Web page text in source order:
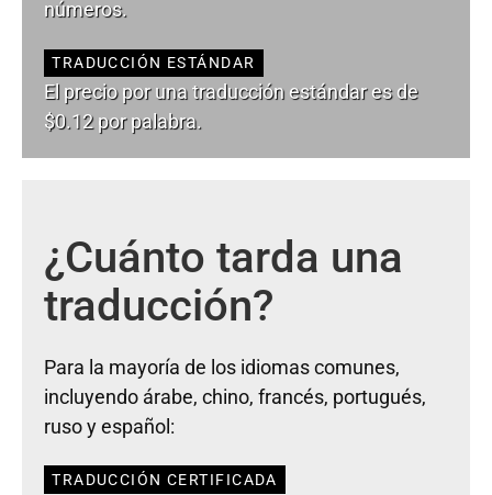
números.
TRADUCCIÓN ESTÁNDAR
El precio por una traducción estándar es de
$0.12 por palabra.
¿Cuánto tarda una
traducción?
Para la mayoría de los idiomas comunes,
incluyendo árabe, chino, francés, portugués,
ruso y español:
TRADUCCIÓN CERTIFICADA